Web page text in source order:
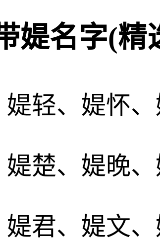
媞名字(精
媞轻、媞怀
媞楚、媞晚
媞君、媞文